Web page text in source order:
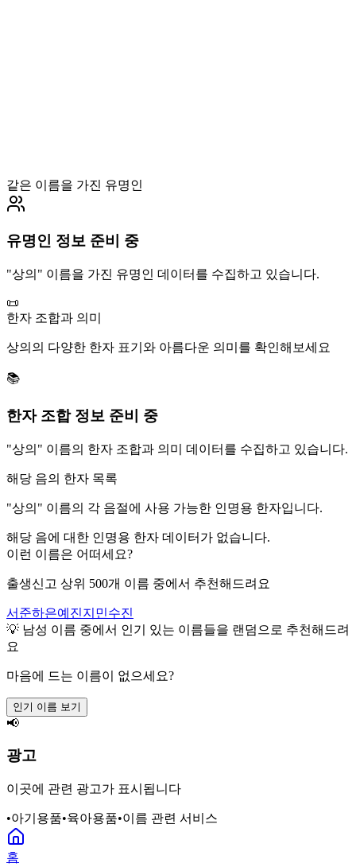
같은 이름을 가진 유명인
유명인 정보 준비 중
"상의 " 이름을 가진 유명인 데이터를 수집하고 있습니다.
📜
한자 조합과 의미
상의 의 다양한 한자 표기와 아름다운 의미를 확인해보세요
📚
한자 조합 정보 준비 중
"상의 " 이름의 한자 조합과 의미 데이터를 수집하고 있습니다.
해당 음의 한자 목록
"상의 " 이름의 각 음절에 사용 가능한 인명용 한자입니다.
해당 음에 대한 인명용 한자 데이터가 없습니다.
이런 이름은 어떠세요?
출생신고 상위 500개 이름 중에서 추천해드려요
서준하은예진지민수진
💡 남성 이름 중에서 인기 있는 이름들을 랜덤으로 추천해드려
요
마음에 드는 이름이 없으세요?
인기 이름 보기
📢
광고
이곳에 관련 광고가 표시됩니다
•아기용품•육아용품•이름 관련 서비스
홈